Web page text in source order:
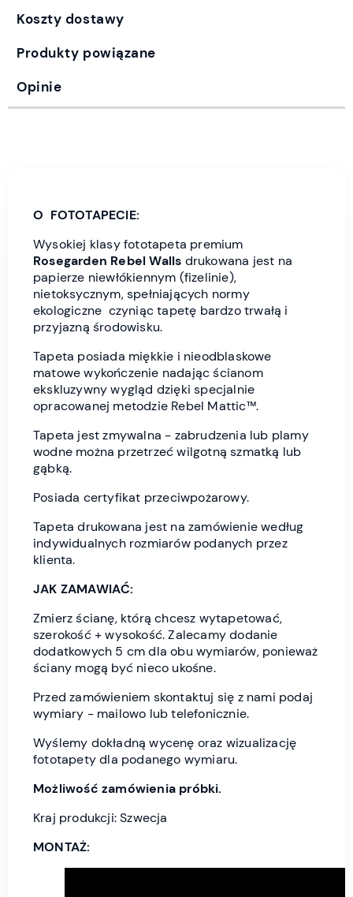
Koszty dostawy
Produkty powiązane
Opinie
O FOTOTAPECIE:
Wysokiej klasy fototapeta premium
Rosegarden Rebel Walls drukowana jest na
papierze niewłókiennym (fizelinie),
nietoksycznym, spełniających normy
ekologiczne czyniąc tapetę bardzo trwałą i
przyjazną środowisku.
Tapeta posiada miękkie i nieodblaskowe
matowe wykończenie nadając ścianom
ekskluzywny wygląd dzięki specjalnie
opracowanej metodzie Rebel Mattic™.
Tapeta jest zmywalna - zabrudzenia lub plamy
wodne można przetrzeć wilgotną szmatką lub
gąbką.
Posiada certyfikat przeciwpożarowy.
Tapeta drukowana jest na zamówienie według
indywidualnych rozmiarów podanych przez
klienta.
JAK ZAMAWIAĆ:
Zmierz ścianę, którą chcesz wytapetować,
szerokość + wysokość. Zalecamy dodanie
dodatkowych 5 cm dla obu wymiarów, ponieważ
ściany mogą być nieco ukośne.
Przed zamówieniem skontaktuj się z nami podaj
wymiary - mailowo lub telefonicznie.
Wyślemy dokładną wycenę oraz wizualizację
fototapety dla podanego wymiaru.
Możliwość zamówienia próbki.
Kraj produkcji: Szwecja
MONTAŻ: